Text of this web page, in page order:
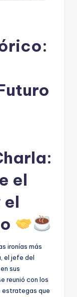
el
el
ironías más
el jefe del
sus
reunió con los
estrategas que